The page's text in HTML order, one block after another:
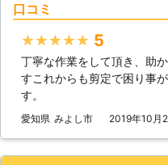
口コミ
★★★★★ 5
丁寧な作業をして頂き、助
すこれからも剪定で困り事
す。
愛知県 みよし市 2019年10月